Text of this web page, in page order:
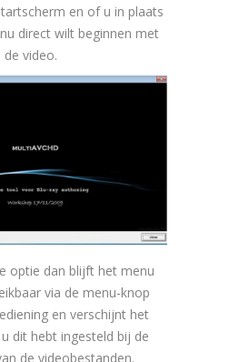
en of u in plaats
direct wilt beginnen met
video.
optie dan blijft het menu
via de menu-knop
en verschijnt het
dit hebt ingesteld bij de
de videobestanden.